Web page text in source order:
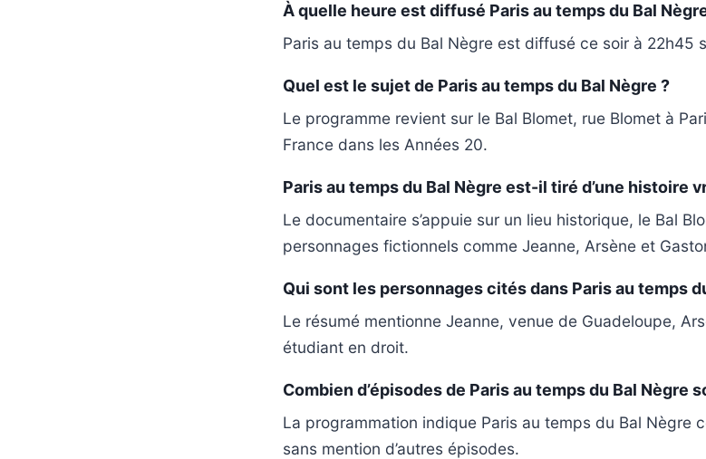
À quelle heure est diffusé Paris au temps du Bal
Paris au temps du Bal Nègre est diffusé ce soir à 22h45
Quel est le sujet de Paris au temps du Bal Nègre ?
Le programme revient sur le Bal Blomet, rue Blomet à
France dans les Années 20.
Paris au temps du Bal Nègre est-il tiré d’une histoire
Le documentaire s’appuie sur un lieu historique, le Bal
personnages fictionnels comme Jeanne, Arsène et
Qui sont les personnages cités dans Paris au temps
Le résumé mentionne Jeanne, venue de Guadeloupe,
étudiant en droit.
Combien d’épisodes de Paris au temps du Bal Nègre
La programmation indique Paris au temps du Bal Nègre
sans mention d’autres épisodes.